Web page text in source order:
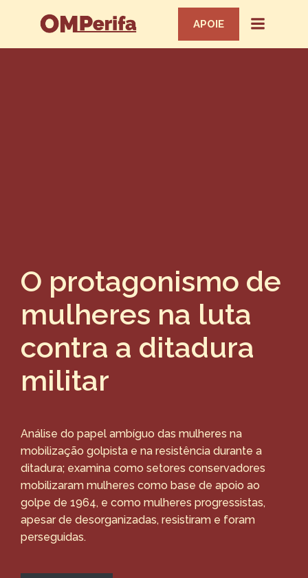
APOIE
O protagonismo de
mulheres na luta
contra a ditadura
militar
Análise do papel ambíguo das mulheres na
mobilização golpista e na resistência durante a
ditadura; examina como setores conservadores
mobilizaram mulheres como base de apoio ao
golpe de 1964, e como mulheres progressistas,
apesar de desorganizadas, resistiram e foram
perseguidas.